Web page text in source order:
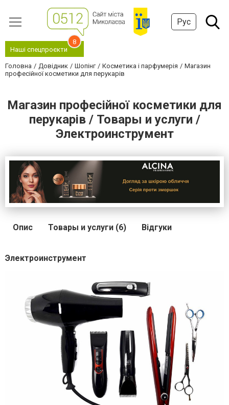
Рус
Наші спецпроєкти
8
Головна Довідник Шопінг Косметика і парфумерія
Магазин
професійної косметики для перукарів
Магазин професійної косметики для
перукарів / Товары и услуги /
Электроинструмент
Опис Товары и услуги (6) Відгуки
Электроинструмент